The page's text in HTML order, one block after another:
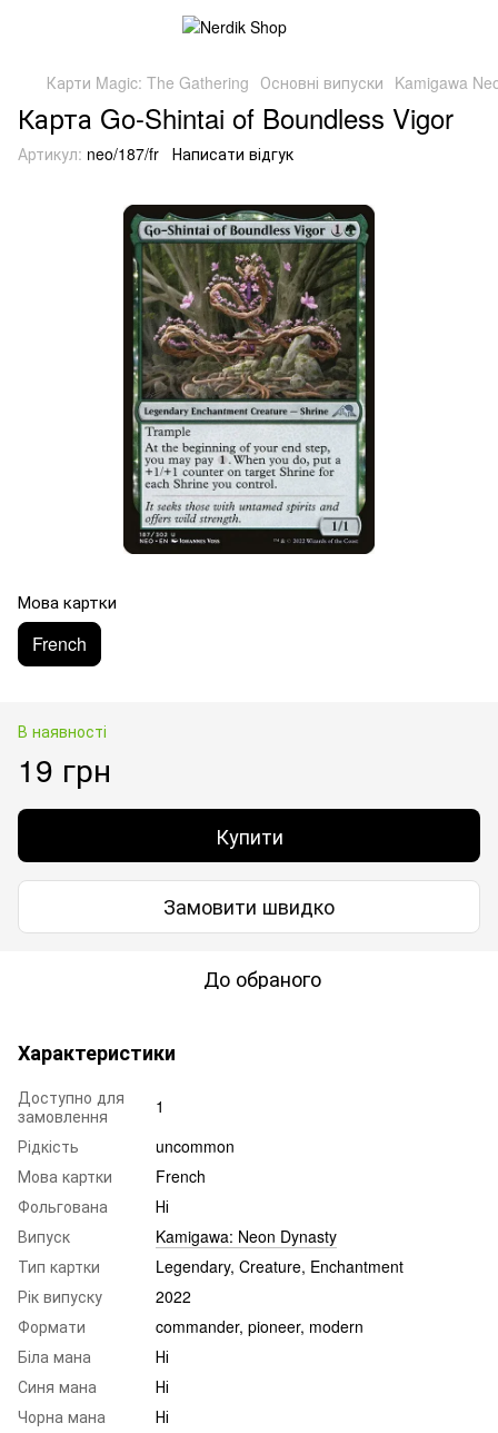
Карти Magic: The Gathering Основні випуски Kamigawa
Карта Go-Shintai of Boundless Vigor
Артикул: neo/187/fr Написати відгук
Мова картки
French
В наявності
19 грн
Купити
Замовити швидко
До обраного
Характеристики
Доступно для
замовлення
1
Рідкість
uncommon
Мова картки
French
Фольгована
Ні
Випуск
Kamigawa: Neon Dynasty
Тип картки
Legendary, Creature, Enchantment
Рік випуску
2022
Формати
commander, pioneer, modern
Біла мана
Ні
Синя мана
Ні
Чорна мана
Ні